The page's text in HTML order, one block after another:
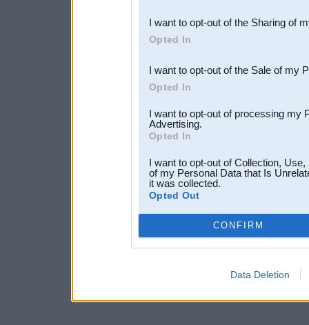
Downstream Participants
third parties.
I want to opt-out of the Sharing of
Opted In
I want to opt-out of the Sale of my
Opted In
I want to opt-out of processing my
Advertising.
Opted In
I want to opt-out of Collection,
of my Personal Data that Is
it was collected.
Opted Out
CONFIRM
Data Deletion